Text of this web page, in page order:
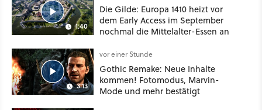
1:40
Die Gilde: Europa 1410 heizt vor
dem Early Access im September
nochmal die Mittelalter-Essen an
3:13
vor einer Stunde
Gothic Remake: Neue Inhalte
kommen! Fotomodus, Marvin-
Mode und mehr bestätigt